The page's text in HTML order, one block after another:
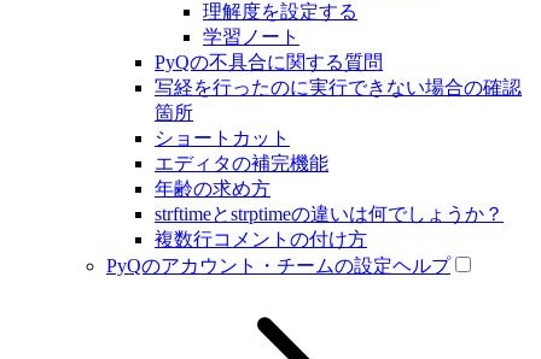
理解度を設定する
学習ノート
PyQの不具合に関する質問
写経を行ったのに実行できない場合の確認
箇所
ショートカット
エディタの補完機能
年齢の求め方
strftimeとstrptimeの違いは何でしょうか？
複数行コメントの付け方
PyQのアカウント・チームの設定ヘルプ